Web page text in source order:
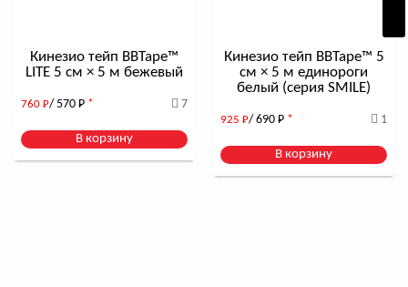
Также для всех наших клиентов действует:
Бесплатная
послепродажная поддержка
Подробнее о том, как правильно выбрать кинезио тейпв
этой статье
Приглашаем Вас на БЕСПЛАТНЫЕ мастер-классы по
тейпированию, которые проходят как в режиме ONLINE-
трансляции, так и в формате личного присутствия!
Кинезио тейп BBTape™
LITE 5 см × 5 м бежевый
760 Р/ 570 Р * 7
В корзину
Кинезио тейп BBTape™ 5
см × 5 м единороги
белый (серия SMILE)
925 Р/ 690 Р * 1
В корзину